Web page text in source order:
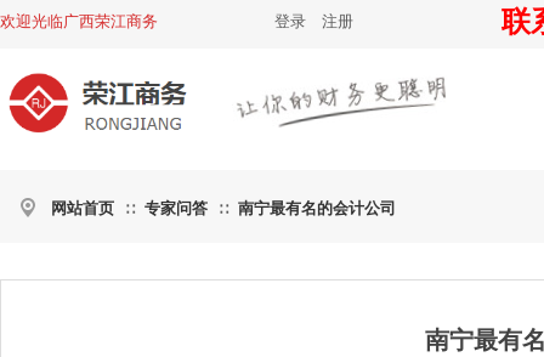
欢迎光临广西荣江商务 登录 注册 联
网站首页 ∷ 专家问答 ∷ 南宁最有名的会计公司
南宁最有